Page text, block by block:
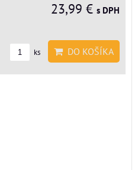
23,99 € s DPH
ks DO KOŠÍKA